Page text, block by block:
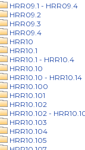
HRR09.1 - HRR09.4
HRR09.2
HRR09.3
HRR09.4
HRR10
HRR10.1
HRR10.1 - HRR10.4
HRR10.10
HRR10.10 - HRR10.14
HRR10.100
HRR10.101
HRR10.102
HRR10.102 -
HRR10.103
HRR10.104
HRR10.105